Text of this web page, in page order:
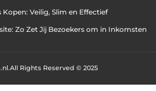
Kopen: Veilig, Slim en Effectief
Zo Zet Jij Bezoekers om in Inkomsten
All Rights Reserved © 2025